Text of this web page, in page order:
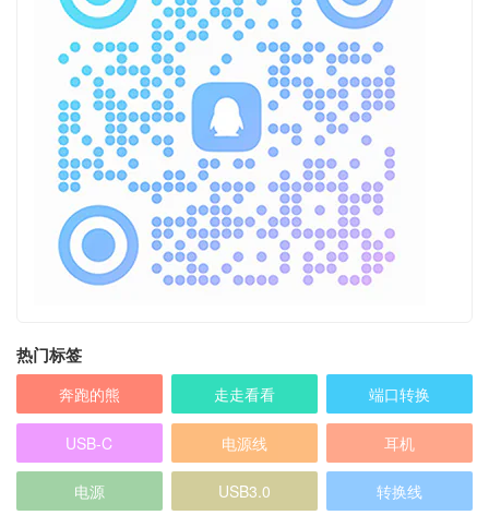
热门标签
奔跑的熊 走走看看 端口转换
USB-C 电源线 耳机
电源 USB3.0 转换线